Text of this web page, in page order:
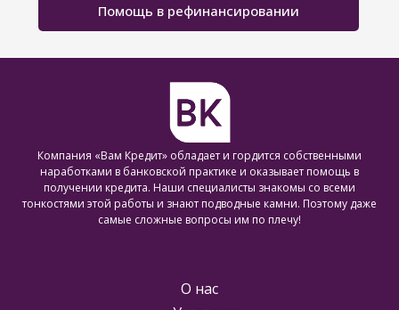
Помощь в рефинансировании
Компания «Вам Кредит» обладает и гордится собственными
наработками в банковской практике и оказывает помощь в
получении кредита. Наши специалисты знакомы со всеми
тонкостями этой работы и знают подводные камни. Поэтому даже
самые сложные вопросы им по плечу!
О нас